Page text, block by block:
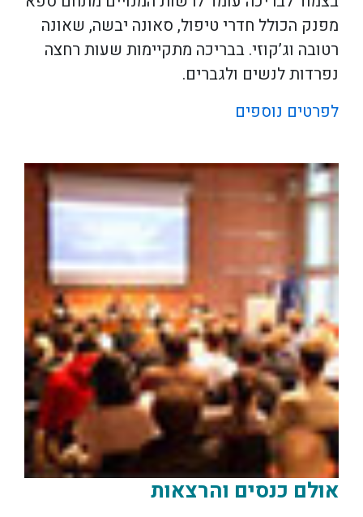
מפנק הכולל חדרי טיפול, סאונה יבשה, שאונה
רטובה וג’קוזי. בבריכה מתקיימות שעות רחצה
נפרדות לנשים ולגברים.
לפרטים נוספים
אולם כנסים והרצאות